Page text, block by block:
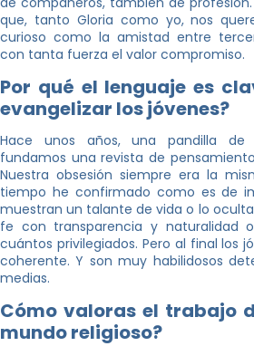
que, tanto Gloria como yo, nos
curioso como la amistad entre
con tanta fuerza el valor compromiso.
Por qué el lenguaje es
evangelizar los jóvenes?
Hace unos años, una pandilla de
fundamos una revista de
Nuestra obsesión siempre era la
tiempo he confirmado como es de
muestran un talante de vida o lo
fe con transparencia y naturalidad
cuántos privilegiados. Pero al final los
coherente. Y son muy habilidosos
medias.
Cómo valoras el trabajo
mundo religioso?